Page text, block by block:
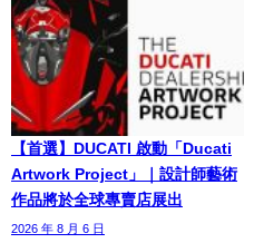
【首選】DUCATI 啟動「Ducati
Artwork Project」｜設計師藝術
作品將於全球專賣店展出
2026 年 8 月 6 日